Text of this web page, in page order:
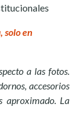
solo en
a las fotos.
accesorios
aproximado. La